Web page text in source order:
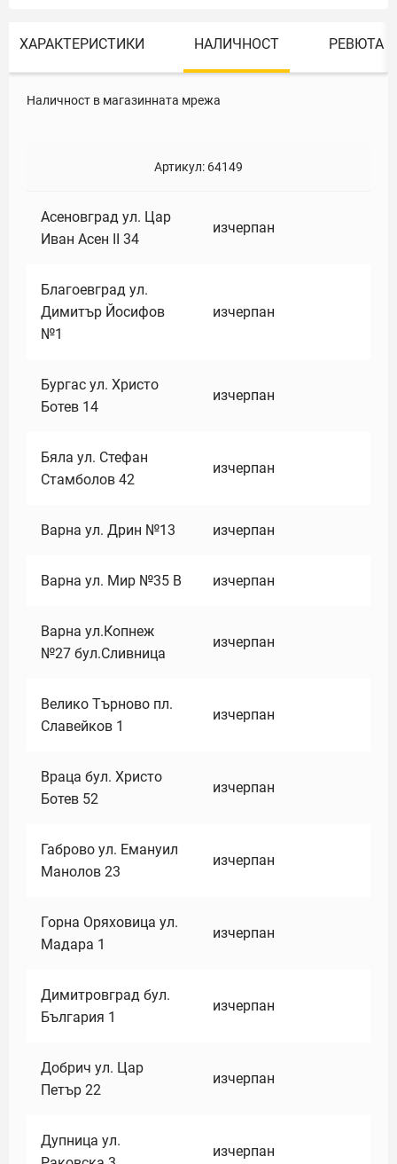
ХАРАКТЕРИСТИКИ НАЛИЧНОСТ РЕВЮТА
Наличност в магазинната мрежа
Артикул: 64149
Асеновград ул. Цар
Иван Асен II 34
изчерпан
Благоевград ул.
Димитър Йосифов
№1
изчерпан
Бургас ул. Христо
Ботев 14
изчерпан
Бяла ул. Стефан
Стамболов 42
изчерпан
Варна ул. Дрин №13 изчерпан
Варна ул. Мир №35 В изчерпан
Варна ул.Копнеж
№27 бул.Сливница
изчерпан
Велико Търново пл.
Славейков 1
изчерпан
Враца бул. Христо
Ботев 52
изчерпан
Габрово ул. Емануил
Манолов 23
изчерпан
Горна Оряховица ул.
Мадара 1
изчерпан
Димитровград бул.
България 1
изчерпан
Добрич ул. Цар
Петър 22
изчерпан
Дупница ул.
изчерпан